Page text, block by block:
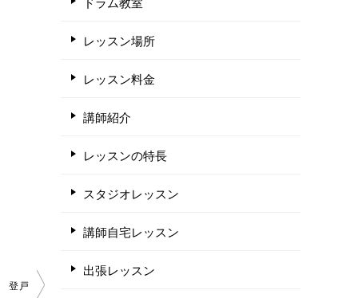
登戸
レッスン場所
レッスン料金
講師紹介
レッスンの特長
スタジオレッスン
講師自宅レッスン
出張レッスン